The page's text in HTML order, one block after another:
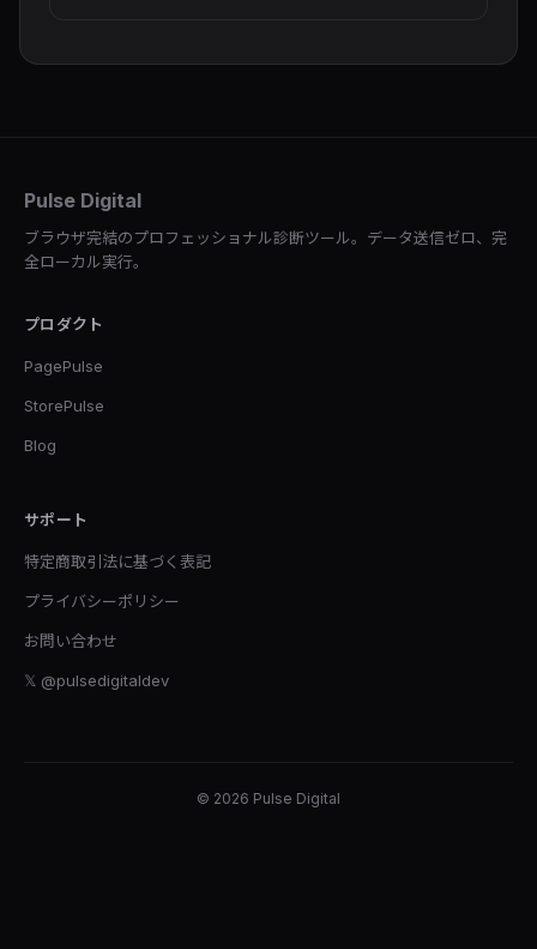
Pulse Digital
ブラウザ完結のプロフェッショナル診断ツール。データ送信ゼロ、完
全ローカル実行。
プロダクト
PagePulse
StorePulse
Blog
サポート
特定商取引法に基づく表記
プライバシーポリシー
お問い合わせ
𝕏 @pulsedigitaldev
© 2026 Pulse Digital